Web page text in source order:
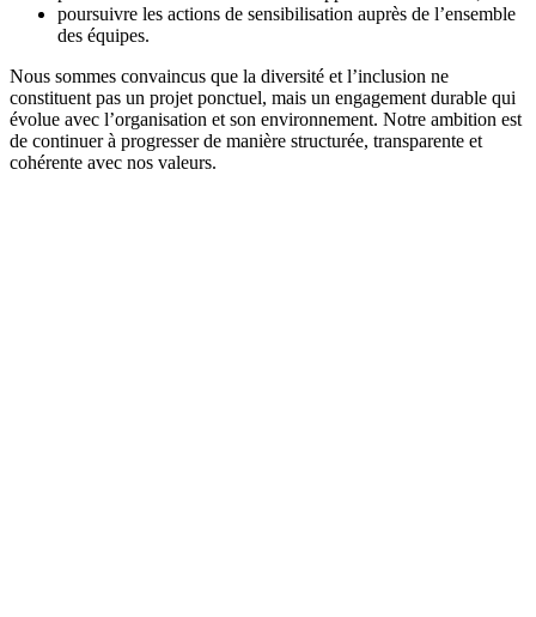
poursuivre les actions de sensibilisation auprès de l’ensemble
des équipes.
Nous sommes convaincus que la diversité et l’inclusion ne
constituent pas un projet ponctuel, mais un engagement durable qui
évolue avec l’organisation et son environnement. Notre ambition est
de continuer à progresser de manière structurée, transparente et
cohérente avec nos valeurs.